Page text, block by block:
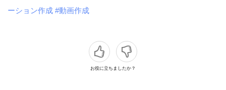
ーション作成 #動画作成
お役に立ちましたか？